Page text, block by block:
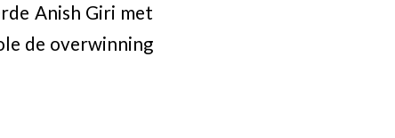
Anish Giri met
de overwinning